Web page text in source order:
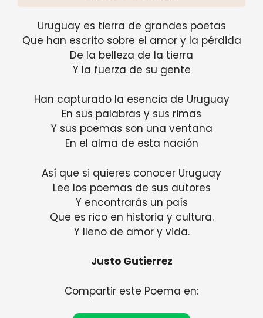
Uruguay es tierra de grandes poetas
Que han escrito sobre el amor y la pérdida
De la belleza de la tierra
Y la fuerza de su gente
Han capturado la esencia de Uruguay
En sus palabras y sus rimas
Y sus poemas son una ventana
En el alma de esta nación
Así que si quieres conocer Uruguay
Lee los poemas de sus autores
Y encontrarás un país
Que es rico en historia y cultura.
Y lleno de amor y vida.
Justo Gutierrez
Compartir este Poema en: